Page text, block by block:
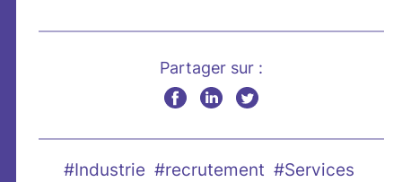
Partager sur :
#Industrie #recrutement #Services